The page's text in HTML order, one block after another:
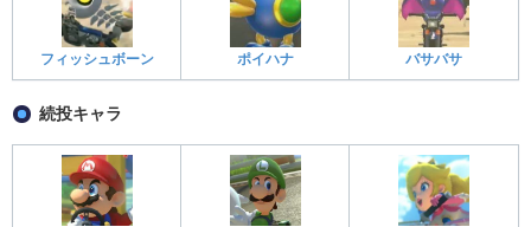
フィッシュボーン ポイハナ バサバサ
続投キャラ